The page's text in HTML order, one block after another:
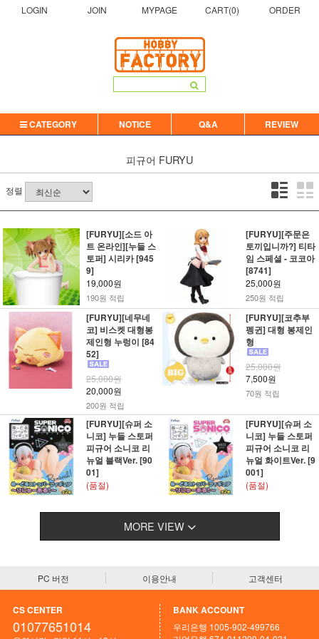
LOGIN JOIN MYPAGE CART(0) ORDER
CATEGORY NOTICE Q&A REVIEW
피규어 FURYU
정렬
[FURYU][소드 아
트 온라인][누들 스
토퍼] 시리카 [945
9]
19,000원
190원 적립
[FURYU][주문은
토끼입니까?] 티타
임 스페셜 - 코코아
[8741]
25,000원
250원 적립
[FURYU][네무네
코] 비스켓 대형봉
제인형 누렁이 [84
52]
25,000원
20,000원
200원 적립
[FURYU][코추부
펭귄] 대형 봉제인
형
25,000원
7,500원
70원 적립
[FURYU][슈퍼 소
니코] 누들 스토퍼
피규어 소니코 리
뉴얼 블랙Ver. [90
01]
(품절)
[FURYU][슈퍼 소
니코] 누들 스토퍼
피규어 소니코 리
뉴얼 화이트Ver. [9
001]
(품절)
MORE VIEW
PC 버전 이용안내 고객센터
CS CENTER
01077651014
BANK ACCOUNT
우리은행 1005-902-499766